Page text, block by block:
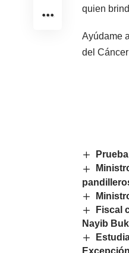
quien
Ayúdame
del
Fiscal
Nayib